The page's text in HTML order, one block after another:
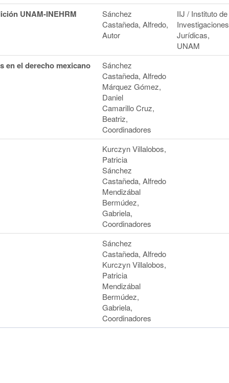
UNAM-INEHRM
Sánchez
Castañeda, Alfredo,
Autor
IIJ / Instituto de
Investigaciones
Jurídicas,
UNAM
en el derecho mexicano
Sánchez
Castañeda, Alfredo
Márquez Gómez,
Daniel
Camarillo Cruz,
Beatriz,
Coordinadores
Kurczyn Villalobos,
Patricia
Sánchez
Castañeda, Alfredo
Mendizábal
Bermúdez,
Gabriela,
Coordinadores
Sánchez
Castañeda, Alfredo
Kurczyn Villalobos,
Patricia
Mendizábal
Bermúdez,
Gabriela,
Coordinadores